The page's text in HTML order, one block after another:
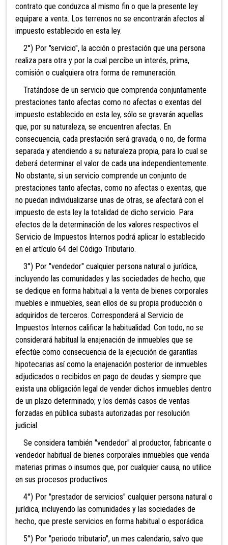
contrato que conduzca al mismo fin o que la presente ley
equipare a venta. Los terrenos no se encontrarán afectos al
impuesto establecido en esta ley.
2°) Por "servicio", la acción o prestación que una persona
realiza para otra y por la cual percibe un interés, prima,
comisión o cualquiera otra forma de remuneración.
Tratándose de un servicio que comprenda conjuntamente
prestaciones tanto afectas como no afectas o exentas del
impuesto establecido en esta ley, sólo se gravarán aquellas
que, por su naturaleza, se encuentren afectas. En
consecuencia, cada prestación será gravada, o no, de forma
separada y atendiendo a su naturaleza propia, para lo cual se
deberá determinar el valor de cada una independientemente.
No obstante, si un servicio comprende un conjunto de
prestaciones tanto afectas, como no afectas o exentas, que
no puedan individualizarse unas de otras, se afectará con el
impuesto de esta ley la totalidad de dicho servicio. Para
efectos de la determinación de los valores respectivos el
Servicio de Impuestos Internos podrá aplicar lo establecido
en el artículo 64 del Código Tributario.
3°) Por "vendedor" cualquier persona natural o jurídica,
incluyendo las comunidades y las sociedades de hecho, que
se dedique en forma habitual a la venta de bienes corporales
muebles e inmuebles, sean ellos de su propia producción o
adquiridos de terceros. Corresponderá al Servicio de
Impuestos Internos calificar la habitualidad. Con todo, no se
considerará habitual la enajenación de inmuebles que se
efectúe como consecuencia de la ejecución de garantías
hipotecarias así como la enajenación posterior de inmuebles
adjudicados o recibidos en pago de deudas y siempre que
exista una obligación legal de vender dichos inmuebles dentro
de un plazo determinado; y los demás casos de ventas
forzadas en pública subasta autorizadas por resolución
judicial.
Se considera también "vendedor" al productor, fabricante o
vendedor habitual de bienes corporales inmuebles que venda
materias primas o insumos que, por cualquier causa, no utilice
en sus procesos productivos.
4°) Por "prestador de servicios" cualquier persona natural o
jurídica, incluyendo las comunidades y las sociedades de
hecho, que preste servicios en forma habitual o esporádica.
5°) Por "periodo tributario", un mes calendario, salvo que